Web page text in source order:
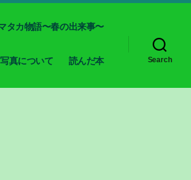
タカ物語〜春の出来事〜
真について 読んだ本 Search